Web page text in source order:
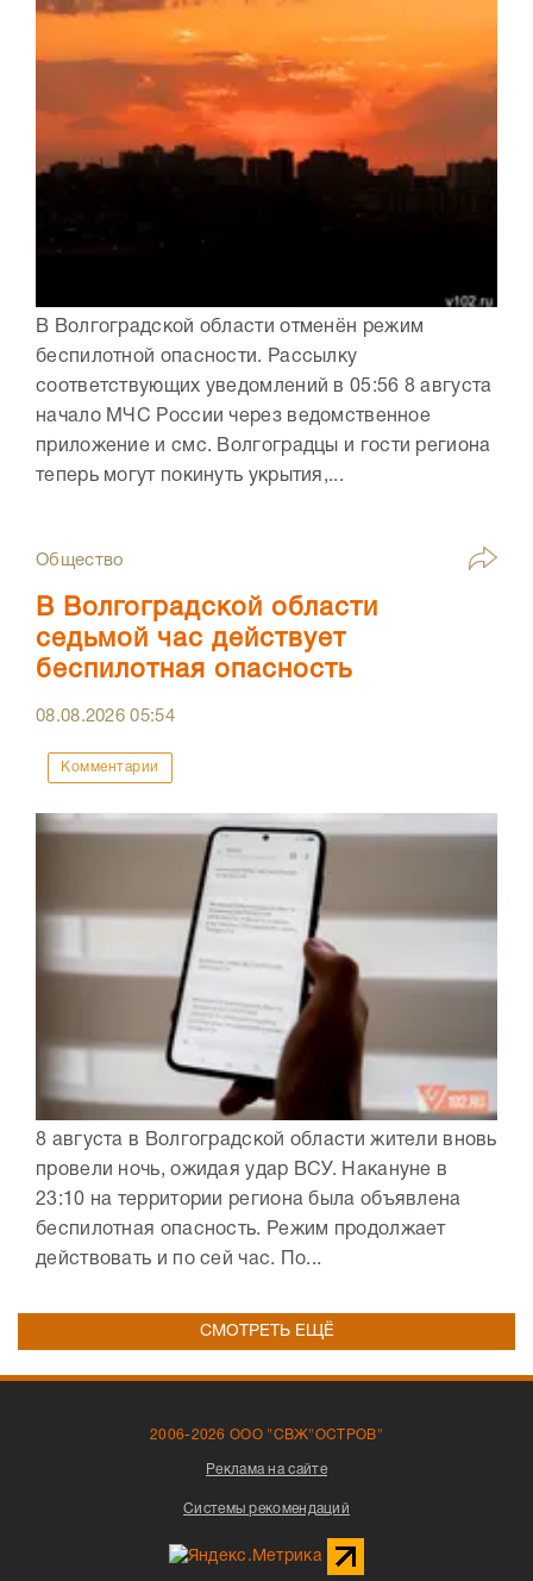
В Волгоградской области отменён режим
беспилотной опасности. Рассылку
соответствующих уведомлений в 05:56 8 августа
начало МЧС России через ведомственное
приложение и смс. Волгоградцы и гости региона
теперь могут покинуть укрытия,...
Общество
В Волгоградской области
седьмой час действует
беспилотная опасность
08.08.202605:54
Комментарии
8 августа в Волгоградской области жители вновь
провели ночь, ожидая удар ВСУ. Накануне в
23:10 на территории региона была объявлена
беспилотная опасность. Режим продолжает
действовать и по сей час. По...
СМОТРЕТЬ ЕЩЁ
2006-2026 ООО "СВЖ"ОСТРОВ"
Реклама на сайте
Системы рекомендаций